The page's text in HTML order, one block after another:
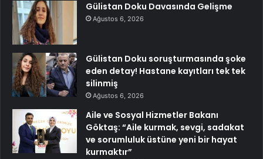
Gülistan Doku Davasında Gelişme
Ağustos 6, 2026
Gülistan Doku soruşturmasında şoke
eden detay! Hastane kayıtları tek tek
silinmiş
Ağustos 6, 2026
Aile ve Sosyal Hizmetler Bakanı
Göktaş: “Aile kurmak, sevgi, sadakat
ve sorumluluk üstüne yeni bir hayat
kurmaktır”